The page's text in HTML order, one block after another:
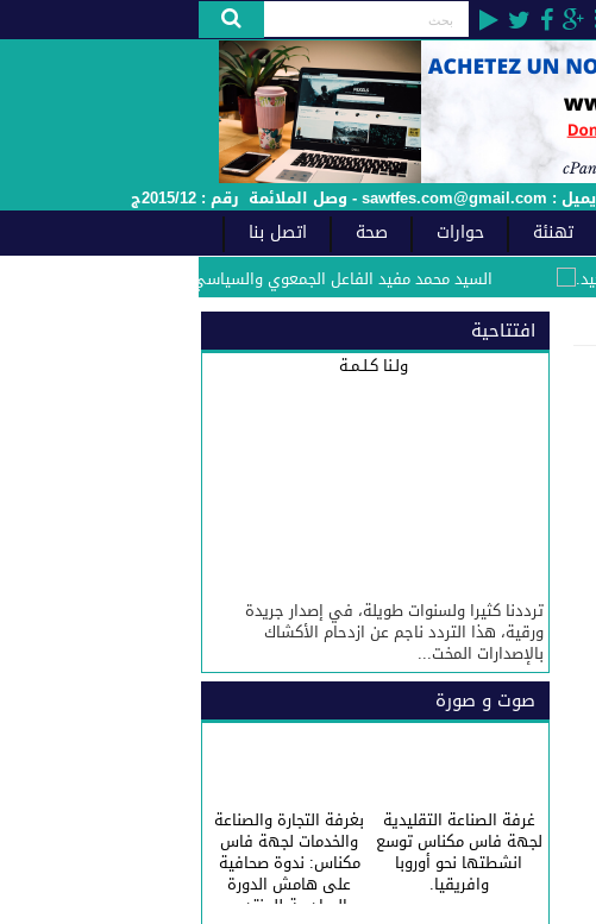
تهنئة حوارات صحة اتصل بنا
السيد محمد مفيد الفاعل الجمعوي والسياسي بفاس يهنئ صاحب الجلالة بمناسبة الذكرى 27 لعيد
افتتاحية
ولـنا كـلـمـة
ترددنا كثيرا ولسنوات طويلة، في إصدار جريدة
ورقية، هذا التردد ناجم عن ازدحام الأكشاك
بالإصدارات المخت...
صوت و صورة
غرفة الصناعة التقليدية
لجهة فاس مكناس توسع
انشطتها نحو أوروبا
وافريقيا.
بغرفة التجارة والصناعة
والخدمات لجهة فاس
مكناس: ندوة صحافية
على هامش الدورة
السادسة للمنتدى